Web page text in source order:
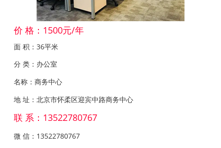
价 格：1500元/年
面 积：36平米
分 类：办公室
名称：商务中心
地 址：北京市怀柔区迎宾中路商务中心
联 系：13522780767
微 信：13522780767